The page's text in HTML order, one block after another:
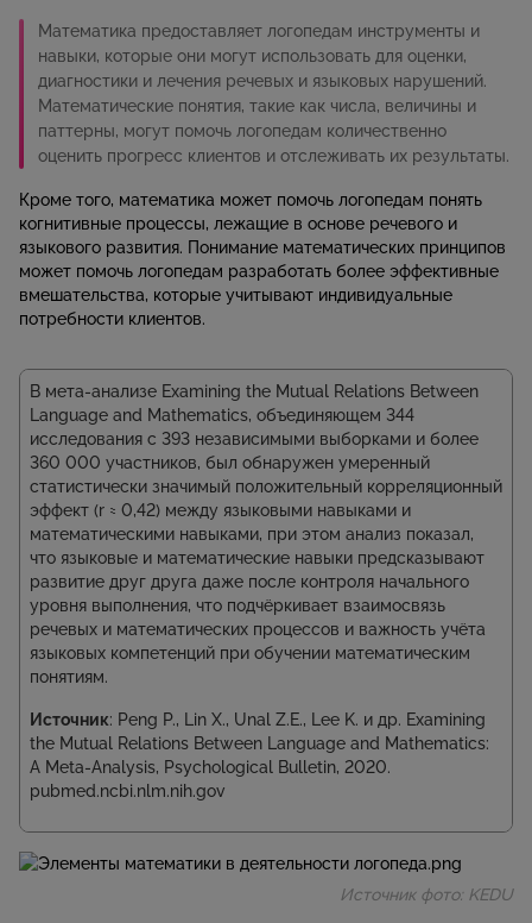
Математика предоставляет логопедам инструменты и
навыки, которые они могут использовать для оценки,
диагностики и лечения речевых и языковых нарушений.
Математические понятия, такие как числа, величины и
паттерны, могут помочь логопедам количественно
оценить прогресс клиентов и отслеживать их результаты.
Кроме того, математика может помочь логопедам понять
когнитивные процессы, лежащие в основе речевого и
языкового развития. Понимание математических принципов
может помочь логопедам разработать более эффективные
вмешательства, которые учитывают индивидуальные
потребности клиентов.
В мета‑анализе Examining the Mutual Relations Between
Language and Mathematics, объединяющем 344
исследования с 393 независимыми выборками и более
360 000 участников, был обнаружен умеренный
статистически значимый положительный корреляционный
эффект (r ≈ 0,42) между языковыми навыками и
математическими навыками, при этом анализ показал,
что языковые и математические навыки предсказывают
развитие друг друга даже после контроля начального
уровня выполнения, что подчёркивает взаимосвязь
речевых и математических процессов и важность учёта
языковых компетенций при обучении математическим
понятиям.
Источник: Peng P., Lin X., Unal Z.E., Lee K. и др. Examining
the Mutual Relations Between Language and Mathematics:
A Meta‑Analysis, Psychological Bulletin, 2020.
pubmed.ncbi.nlm.nih.gov
Источник фото: KEDU